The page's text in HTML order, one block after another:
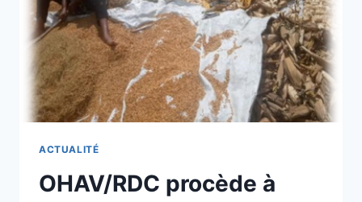
ACTUALITÉ
OHAV/RDC procède à